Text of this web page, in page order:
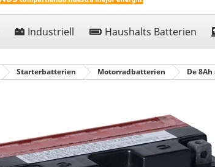
Industriell Haushalts Batterien
Starterbatterien Motorradbatterien De 8Ah